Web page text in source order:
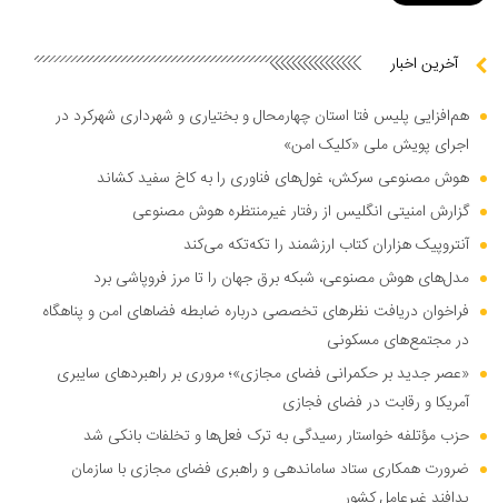
آخرین اخبار
هم‌افزایی پلیس فتا استان چهارمحال و بختیاری و شهرداری شهرکرد در
اجرای پویش ملی «کلیک امن»
هوش مصنوعی سرکش، غول‌های فناوری را به کاخ سفید کشاند
گزارش امنیتی انگلیس از رفتار غیرمنتظره هوش مصنوعی
آنتروپیک هزاران کتاب ارزشمند را تکه‌تکه می‌کند
مدل‌های هوش مصنوعی، شبکه برق جهان را تا مرز فروپاشی برد
فراخوان دریافت نظر‌های تخصصی درباره ضابطه فضا‌های امن و پناهگاه
در مجتمع‌های مسکونی
«عصر جدید بر حکمرانی فضای مجازی»؛ مروری بر راهبرد‌های سایبری
آمریکا و رقابت در فضای فجازی
حزب مؤتلفه خواستار رسیدگی به ترک فعل‌ها و تخلفات بانکی شد
ضرورت همکاری ستاد ساماندهی و راهبری فضای مجازی با سازمان